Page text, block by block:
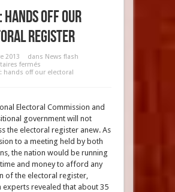
hands off our
register
2013 dans News flash
fermés
hands off our electoral
Electoral Commission and
government will not
the electoral register anew. As
to a meeting held by both
the nation would be running
and money to afford any
of the electoral register,
experts revealed that about 35